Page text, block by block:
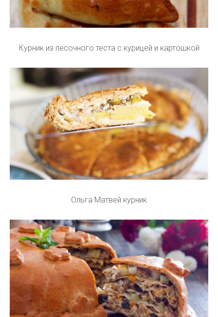
Курник из песочного теста с курицей и картошкой
Ольга Матвей курник